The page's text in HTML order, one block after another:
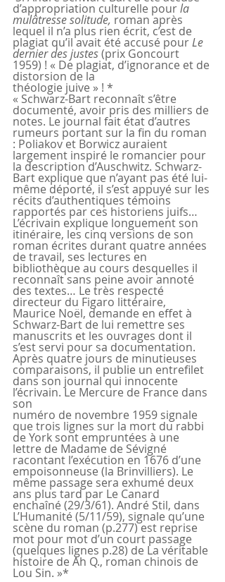
d’appropriation culturelle pour la
mulâtresse solitude, roman après
lequel il n’a plus rien écrit, c’est de
plagiat qu’il avait été accusé pour Le
dernier des justes (prix Goncourt
1959) ! « De plagiat, d’ignorance et de
distorsion de la
théologie juive » ! *
« Schwarz-Bart reconnaît s’être
documenté, avoir pris des milliers de
notes. Le journal fait état d’autres
rumeurs portant sur la fin du roman
: Poliakov et Borwicz auraient
largement inspiré le romancier pour
la description d’Auschwitz. Schwarz-
Bart explique que n’ayant pas été lui-
même déporté, il s’est appuyé sur les
récits d’authentiques témoins
rapportés par ces historiens juifs…
L’écrivain explique longuement son
itinéraire, les cinq versions de son
roman écrites durant quatre années
de travail, ses lectures en
bibliothèque au cours desquelles il
reconnaît sans peine avoir annoté
des textes… Le très respecté
directeur du Figaro littéraire,
Maurice Noël, demande en effet à
Schwarz-Bart de lui remettre ses
manuscrits et les ouvrages dont il
s’est servi pour sa documentation.
Après quatre jours de minutieuses
comparaisons, il publie un entrefilet
dans son journal qui innocente
l’écrivain. Le Mercure de France dans
son
numéro de novembre 1959 signale
que trois lignes sur la mort du rabbi
de York sont empruntées à une
lettre de Madame de Sévigné
racontant l’exécution en 1676 d’une
empoisonneuse (la Brinvilliers). Le
même passage sera exhumé deux
ans plus tard par Le Canard
enchaîné (29/3/61). André Stil, dans
L’Humanité (5/11/59), signale qu’une
scène du roman (p.277) est reprise
mot pour mot d’un court passage
(quelques lignes p.28) de La véritable
histoire de Ah Q., roman chinois de
Lou Sin. »*